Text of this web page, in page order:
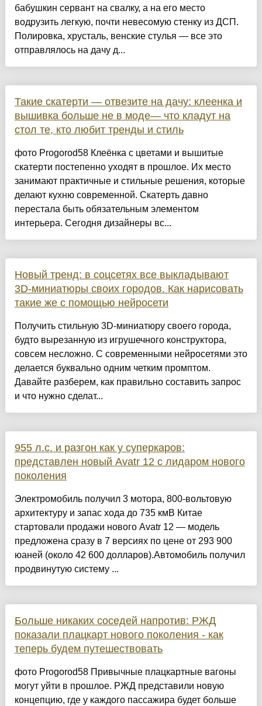
бабушкин сервант на свалку, а на его место
водрузить легкую, почти невесомую стенку из ДСП.
Полировка, хрусталь, венские стулья — все это
отправлялось на дачу д...
Такие скатерти — отвезите на дачу: клеенка и
вышивка больше не в моде— что кладут на
стол те, кто любит тренды и стиль
фото Progorod58 Клеёнка с цветами и вышитые
скатерти постепенно уходят в прошлое. Их место
занимают практичные и стильные решения, которые
делают кухню современной. Скатерть давно
перестала быть обязательным элементом
интерьера. Сегодня дизайнеры вс...
Новый тренд: в соцсетях все выкладывают
3D-миниатюры своих городов. Как нарисовать
такие же с помощью нейросети
Получить стильную 3D-миниатюру своего города,
будто вырезанную из игрушечного конструктора,
совсем несложно. С современными нейросетями это
делается буквально одним четким промптом.
Давайте разберем, как правильно составить запрос
и что нужно сделат...
955 л.с. и разгон как у суперкаров:
представлен новый Avatr 12 с лидаром нового
поколения
Электромобиль получил 3 мотора, 800-вольтовую
архитектуру и запас хода до 735 кмВ Китае
стартовали продажи нового Avatr 12 — модель
предложена сразу в 7 версиях по цене от 293 900
юаней (около 42 600 долларов).Автомобиль получил
продвинутую систему ...
Больше никаких соседей напротив: РЖД
показали плацкарт нового поколения - как
теперь будем путешествовать
фото Progorod58 Привычные плацкартные вагоны
могут уйти в прошлое. РЖД представили новую
концепцию, где у каждого пассажира будет больше